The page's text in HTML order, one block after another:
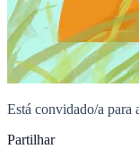
Está convidado/a para
Partilhar